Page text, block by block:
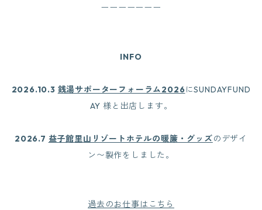
ーーーーーーー
INFO
2026.10.3 銭湯サポーターフォーラム2026にSUNDAYFUND
AY 様と出店します。
2026.7 益子館里山リゾートホテルの暖簾・グッズのデザイ
ン〜製作をしました。
過去のお仕事はこちら